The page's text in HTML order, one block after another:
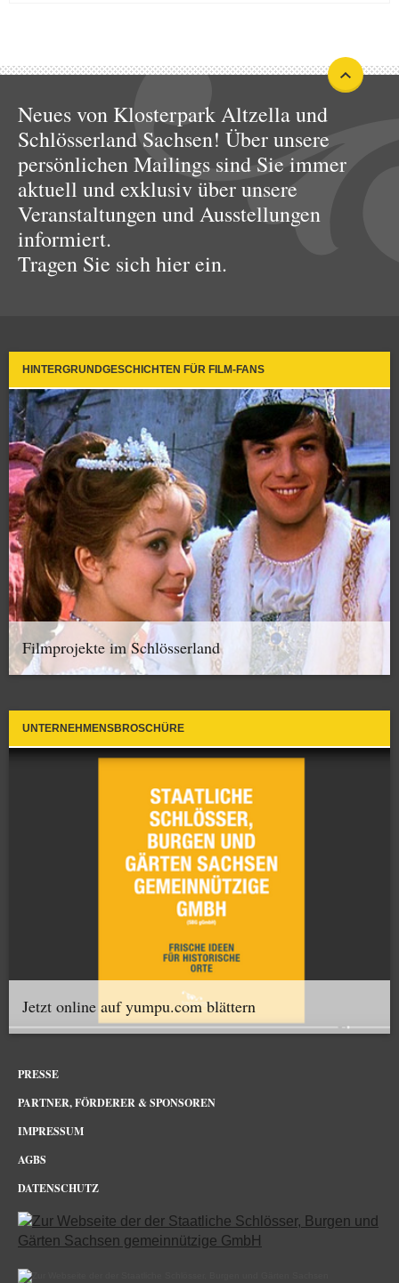
Neues von Klosterpark Altzella und
Schlösserland Sachsen! Über unsere
persönlichen Mailings sind Sie immer
aktuell und exklusiv über unsere
Veranstaltungen und Ausstellungen
informiert.
Tragen Sie sich hier ein.
HINTERGRUNDGESCHICHTEN FÜR FILM-FANS
Filmprojekte im Schlösserland
UNTERNEHMENSBROSCHÜRE
Jetzt online auf yumpu.com blättern
PRESSE
PARTNER, FÖRDERER & SPONSOREN
IMPRESSUM
AGBS
DATENSCHUTZ